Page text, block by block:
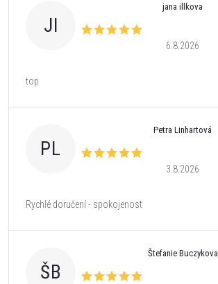
JI
jana illkova
6.8.2026
top
PL
Petra Linhartová
3.8.2026
Rychlé doručení - spokojenost
ŠB
Štefanie Buczykova